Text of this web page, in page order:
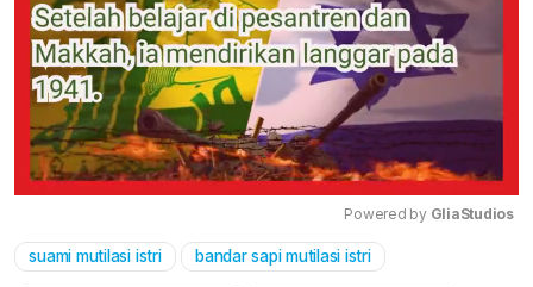
Powered by GliaStudios
suami mutilasi istri bandar sapi mutilasi istri